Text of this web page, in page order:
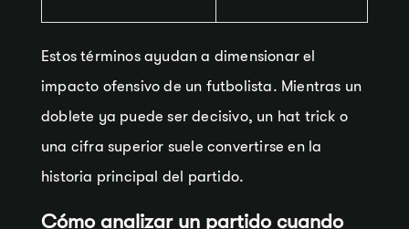
Estos términos ayudan a dimensionar el
impacto ofensivo de un futbolista. Mientras un
doblete ya puede ser decisivo, un hat trick o
una cifra superior suele convertirse en la
historia principal del partido.
Cómo analizar un partido cuando